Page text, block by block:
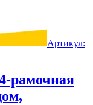
Артикул:
рамочная